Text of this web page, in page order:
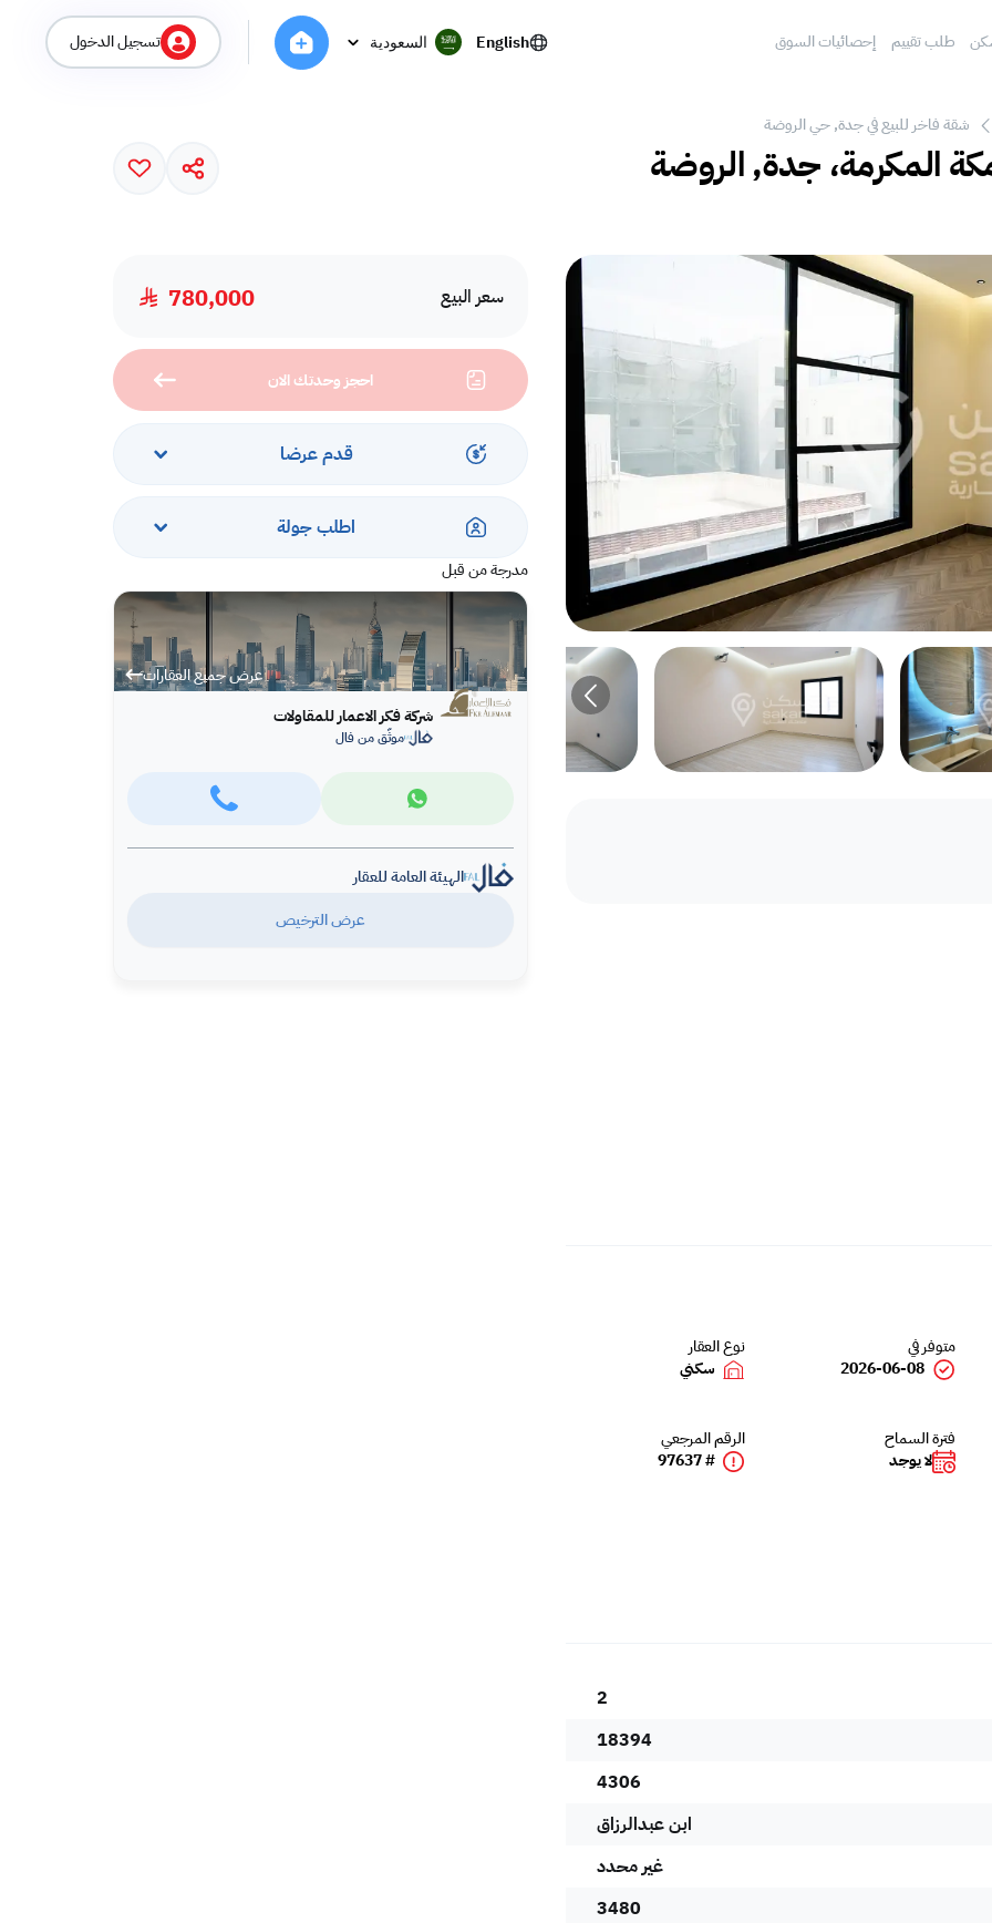
طلب تقييم إحصائيات السوق English السعودية تسجيل الدخول
شقة فاخر للبيع في جدة, حي الروضة
المكرمة، جدة, الروضة
سعر البيع 780,000
احجز وحدتك الان
قدم عرضا
اطلب جولة
مدرجة من قبل
عرض جميع العقارات
شركة فكر الاعمار للمقاولات
موثّق من فال
الهيئة العامة للعقار
عرض الترخيص
متوفر في
2026-06-08
نوع العقار
سكني
فترة السماح
لا يوجد
الرقم المرجعي
# 97637
2
18394
4306
ابن عبدالرزاق
غير محدد
3480